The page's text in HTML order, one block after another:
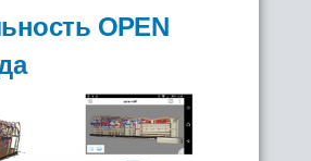
OPEN